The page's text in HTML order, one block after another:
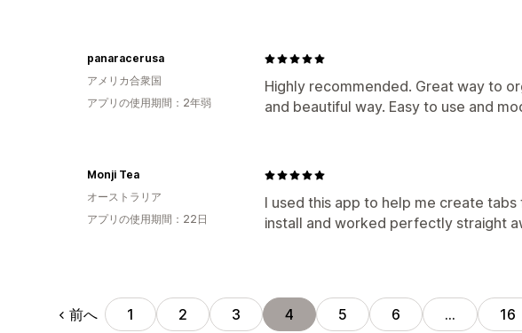
Highly recommended. Great way to
and beautiful way. Easy to use and
panaracerusa
アメリカ合衆国
アプリの使用期間：2年弱
I used this app to help me create
install and worked perfectly straight
Monji Tea
オーストラリア
アプリの使用期間：22日
前へ 1 2 3 4 5 6 … 16